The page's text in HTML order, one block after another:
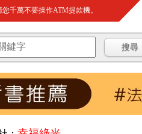
千萬不要操作ATM提款機。